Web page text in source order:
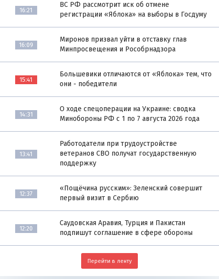
16:21
ВС РФ рассмотрит иск об отмене
регистрации «Яблока» на выборы в Госдуму
16:09
Миронов призвал уйти в отставку глав
Минпросвещения и Рособрнадзора
15:41
Большевики отличаются от «Яблока» тем, что
они - победители
14:31
О ходе спецоперации на Украине: сводка
Минобороны РФ с 1 по 7 августа 2026 года
13:41
Работодатели при трудоустройстве
ветеранов СВО получат государственную
поддержку
12:37
«Пощёчина русским»: Зеленский совершит
первый визит в Сербию
12:20
Саудовская Аравия, Турция и Пакистан
подпишут соглашение в сфере обороны
Перейти в ленту